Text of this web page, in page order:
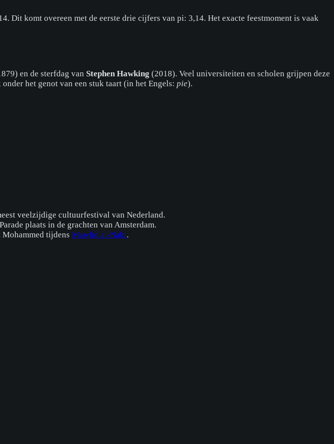
Dit komt overeen met de eerste drie cijfers van pi: 3,14. Het exacte feestmoment is vaak
en de sterfdag van Stephen Hawking (2018). Veel universiteiten en scholen grijpen deze
het genot van een stuk taart (in het Engels: pie).
veelzijdige cultuurfestival van Nederland.
plaats in de grachten van Amsterdam.
tijdens Mawlid al-Nabi.